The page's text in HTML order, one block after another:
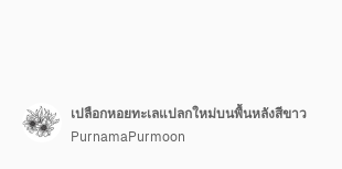
เปลือกหอยทะเลแปลกใหม่บนพื้นหลังสีขาว
PurnamaPurmoon